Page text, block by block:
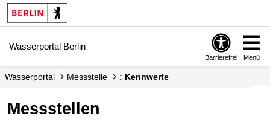
Springe zur Navigation
Springe zum Inhalt
Wasserportal Berlin
Barrierefrei Menü
Wasserportal Messstelle : Kennwerte
Messstellen